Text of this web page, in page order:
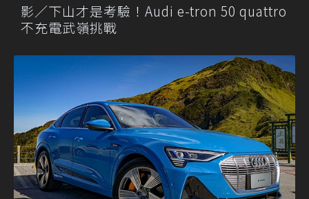
影／下山才是考驗！Audi e-tron 50 quattro
不充電武嶺挑戰